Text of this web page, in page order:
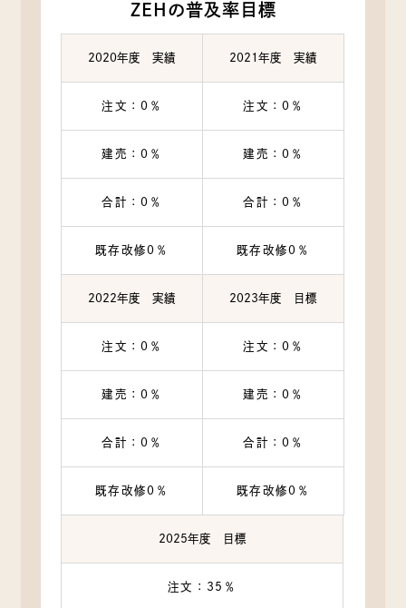
ZEHの普及率目標
2020年度 実績 2021年度 実績
注文：0％ 注文：0％
建売：0％ 建売：0％
合計：0％ 合計：0％
既存改修0％ 既存改修0％
2022年度 実績 2023年度 目標
注文：0％ 注文：0％
建売：0％ 建売：0％
合計：0％ 合計：0％
既存改修0％ 既存改修0％
2025年度 目標
注文：35％